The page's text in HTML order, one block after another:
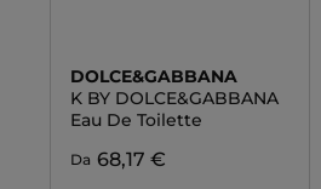
DOLCE&GABBANA
K BY DOLCE&GABBANA
Eau De Toilette
Da 68,17 €